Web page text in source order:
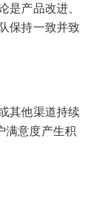
是产品改进、
保持一致并致
其他渠道持续
满意度产生积